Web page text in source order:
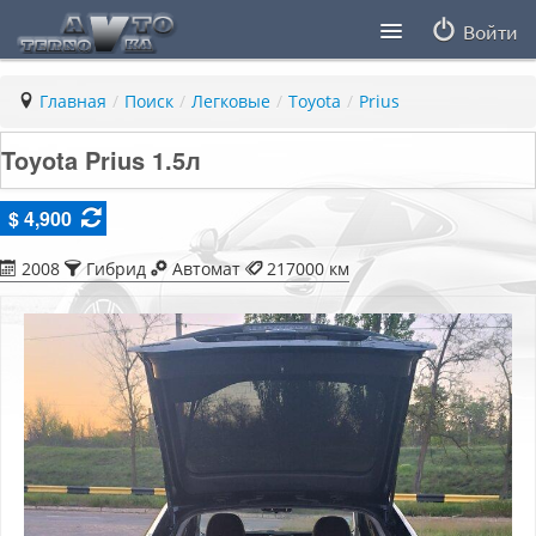
Войти
Статьи
ПДД ПМР
Главная / Поиск / Легковые / Toyota / Prius
Toyota Prius 1.5л
$ 4,900
2008 Гибрид Автомат 217000 км